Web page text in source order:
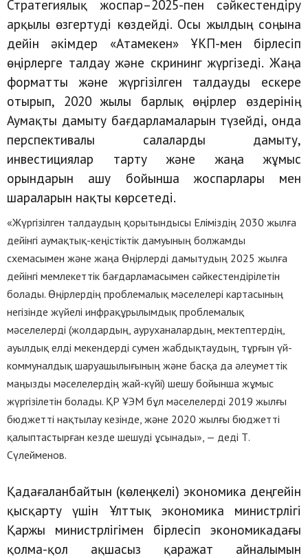
Стратегиялық жоспар–2025-пен сәйкестендіру
арқылы өзгертуді көздейді. Осы жылдың соңына
дейін әкімдер «Атамекен» ҰКП-мен бірлесіп
өңірлерге талдау және скрининг жүргізеді. Жаңа
форматты және жүргізілген талдауды ескере
отырып, 2020 жылы барлық өңірлер өздерінің
Аумақты дамыту бағдарламаларын түзейді, онда
перспективалы салаларды дамыту,
инвестициялар тарту және жаңа жұмыс
орындарын ашу бойынша жоспарлары мен
шараларын нақты көрсетеді.
«Жүргізілген талдаудың қорытындысы Еліміздің 2030 жылға
дейінгі аумақтық-кеңістіктік дамуының болжамды
схемасымен және жаңа Өңірлерді дамытудың 2025 жылға
дейінгі мемлекеттік бағдарламасымен сәйкестендірілетін
болады. Өңірлердің проблемалық мәселелері картасының
негізінде жүйелі инфрақұрылымдық проблемалық
мәселелерді (жолдардың, ауруханалардың, мектептердің,
ауылдық елді мекендерді сумен жабдықтаудың, тұрғын үй-
коммуналдық шаруашылығының және басқа да әлеуметтік
маңызды мәселелердің жай-күйі) шешу бойынша жұмыс
жүргізілетін болады. ҚР ҰЭМ бұл мәселелерді 2019 жылғы
бюджетті нақтылау кезінде, және 2020 жылғы бюджетті
қалыптастырған кезде шешуді ұсынады», — деді Т.
Сүлейменов.
Қадағаланбайтын (көлеңкелі) экономика деңгейін
қысқарту үшін Ұлттық экономика министрлігі
Қаржы министрлігімен бірлесіп экономикадағы
қолма-қол ақшасыз қаражат айналымын